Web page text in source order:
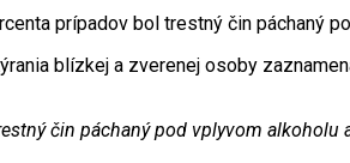
prípadov bol trestný čin páchaný
blízkej a zverenej osoby
čin páchaný pod vplyvom alkoholu